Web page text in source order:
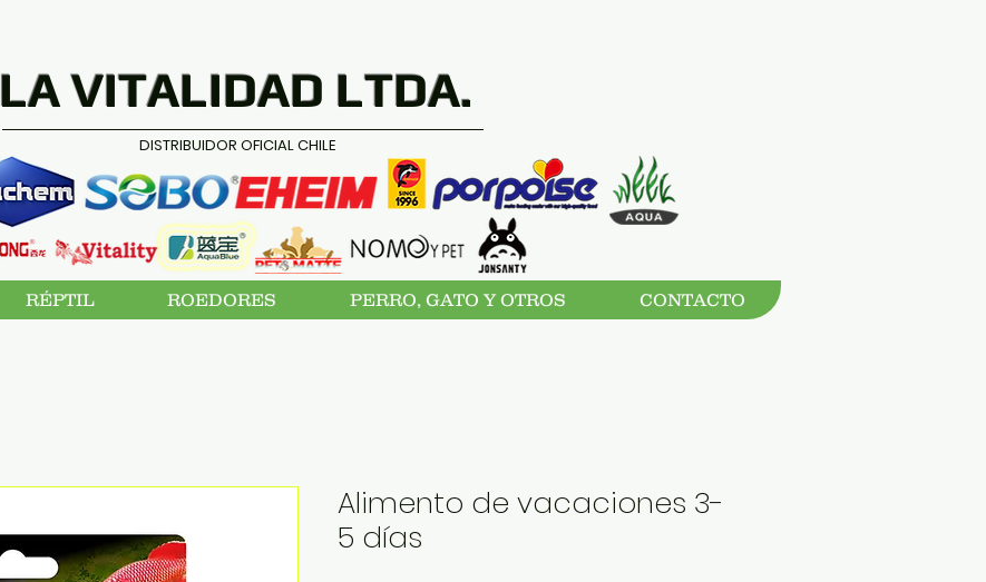
LA VITALIDAD LTDA.
DISTRIBUIDOR OFICIAL CHILE
RÉPTIL ROEDORES PERRO, GATO Y OTROS CONTACTO
Alimento de vacaciones 3-
5 días